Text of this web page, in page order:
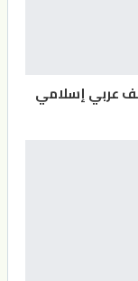
عربي إسلامي